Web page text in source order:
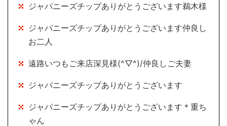
ジャパニーズチップありがとうございます鵜木様
ジャパニーズチップありがとうございます仲良し
お二人
遠路いつもご来店深見様(^▽^)/仲良しご夫妻
ジャパニーズチップありがとうございます
ジャパニーズチップありがとうございます＊重ち
ゃん